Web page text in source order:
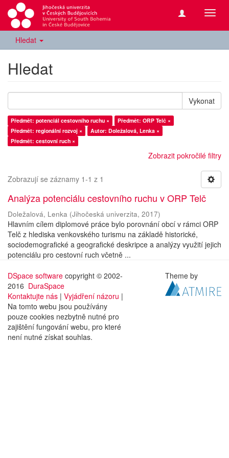
Hledat
Hledat
Vykonat
Předmět: potenciál cestovního ruchu ×
Předmět: ORP Telč ×
Předmět: regionální rozvoj ×
Autor: Doležalová, Lenka ×
Předmět: cestovní ruch ×
Zobrazit pokročilé filtry
Zobrazují se záznamy 1-1 z 1
Analýza potenciálu cestovního ruchu v ORP Telč
Doležalová, Lenka (Jihočeská univerzita, 2017)
Hlavním cílem diplomové práce bylo porovnání obcí v rámci ORP
Telč z hlediska venkovského turismu na základě historické,
sociodemografické a geografické deskripce a analýzy využití jejich
potenciálu pro cestovní ruch včetně ...
DSpace software copyright © 2002-
2016 DuraSpace
Kontaktujte nás | Vyjádření názoru |
Na tomto webu jsou používány
pouze cookies nezbytně nutné pro
zajištění fungování webu, pro které
není nutné získat souhlas.
Theme by